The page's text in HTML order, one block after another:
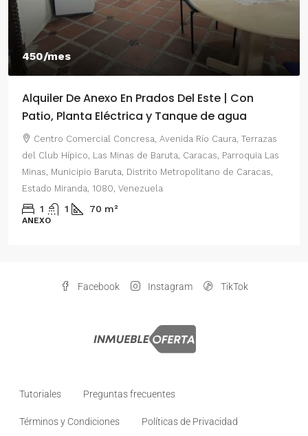
Del Este | Con
de agua
Río Caura, Terrazas
Caracas, Parroquia Las
de Caracas,
550/mes
Alquiler De Anexo En Prados
2 Habitaciones
Centro Comercial Concresa,
del Este, Prados del Este, Sector:
Parroquia Nuestra Señora del
Distrito Metropolitano de Caracas,
Facebook Instagram TikTok
Tutoriales Preguntas frecuentes
Términos y Condiciones Políticas de Privacidad